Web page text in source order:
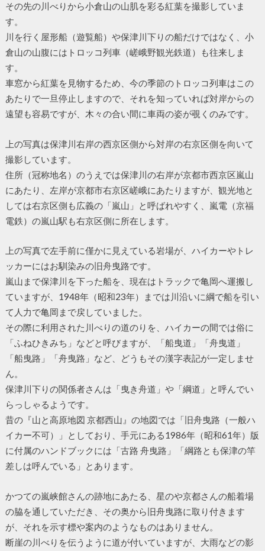
その先の川べりから小倉山の山肌を彩る紅葉を撮影していま
す。
川を行く屋形船（遊覧船）や保津川下りの船だけではなく、小
倉山の山腹にはトロッコ列車（嵯峨野観光鉄道）も往来しま
す。
車窓から紅葉を見物するため、今の季節のトロッコ列車はこの
あたりで一旦停止しますので、それを知っていれば対岸からの
遠望も容易ですが、木々の合い間に車両の姿が覗くのみです。
上の写真は保津川右岸の西京区側から対岸の右京区側を向いて
撮影しています。
住所（冠称地名）のうえでは保津川の右岸が京都市西京区嵐山
にあたり、左岸が京都市右京区嵯峨にあたりますが、観光地と
しては右京区側も広義の「嵐山」と呼ばれやすく、嵐電（京福
電鉄）の嵐山駅も右京区側に所在します。
上の写真で左手前に僅かに見えている岩場が、ハイカーやトレ
ッカーにはお馴染みの旧舟曳路です。
嵐山まで保津川を下った船を、現在はトラックで亀岡へ運搬し
ていますが、1948年（昭和23年）までは川沿いに綱で船を引い
て人力で亀岡まで戻していました。
その際に利用された川べりの道のりを、ハイカーの間では俗に
「ふねひきみち」などと呼びますが、「船曳道」「舟曳道」
「船曳路」「舟曳路」など、どうもその漢字表記が一定しませ
ん。
保津川下りの関係者さんは「曳き舟道」や「綱道」と呼んでい
らっしゃるようです。
昔の『山と高原地図 京都西山』の地図では「旧舟曳路（一般ハ
イカー不可）」としており、手元にある1986年（昭和61年）版
に付属のハンドブックには「古路 舟曳路」「綱路とも保津の竿
差しは呼んでいる」とあります。
かつての嵐峡館さんの跡地にあたる、星のや京都さんの船着場
の脇を通していただき、その奥から旧舟曳路に取り付きます
が、それを示す標や案内のようなものはありません。
断崖の川べりを伝うように道が付いていますが、大雨などの影